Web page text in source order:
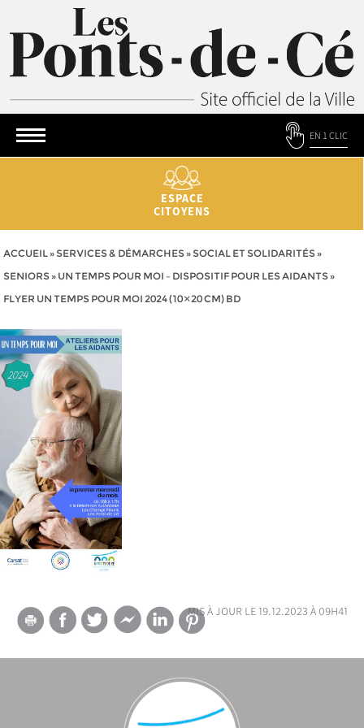
EN 1 CLIC
ESPACE
CITOYENS
ACCUEIL» SERVICES & DÉMARCHES» SOCIAL ET SOLIDARITÉS»
SENIORS» UN TEMPS POUR MOI – DISPOSITIF POUR LES AIDANTS»
FLYER UN TEMPS POUR MOI 2024 (10 × 20 CM) BD
mis à jour le 19.12.2023 à 09h41